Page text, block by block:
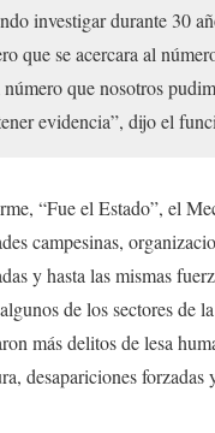
investigar durante 30
que se acercara al
que nosotros
evidencia”, dijo el
“Fue el Estado”, el
campesinas,
y hasta las mismas
de los sectores de
más delitos de lesa
desapariciones forzadas